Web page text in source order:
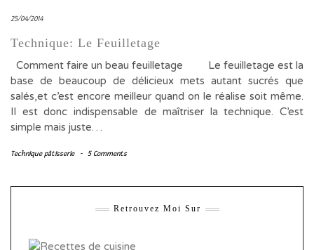
25/04/2014
Technique: Le Feuilletage
Comment faire un beau feuilletage Le feuilletage est la
base de beaucoup de délicieux mets autant sucrés que
salés,et c’est encore meilleur quand on le réalise soit même.
Il est donc indispensable de maîtriser la technique. C’est
simple mais juste…
Technique pâtisserie - 5 Comments
Retrouvez Moi Sur